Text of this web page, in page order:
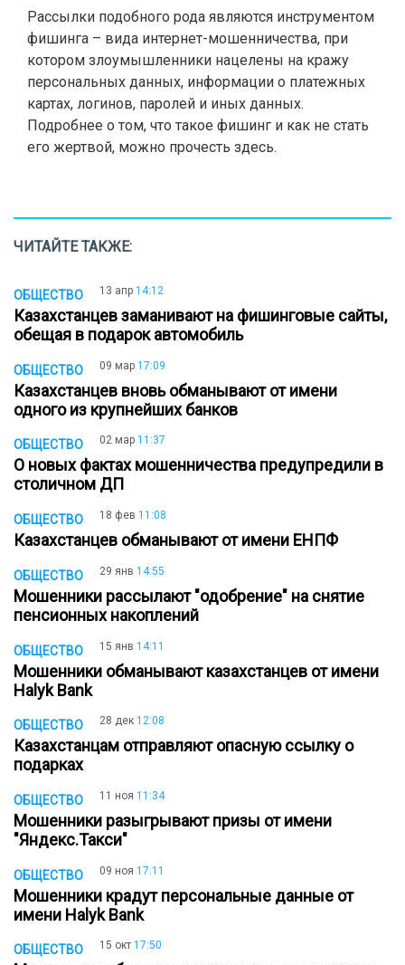
Рассылки подобного рода являются инструментом
фишинга – вида интернет-мошенничества, при
котором злоумышленники нацелены на кражу
персональных данных, информации о платежных
картах, логинов, паролей и иных данных.
Подробнее о том, что такое фишинг и как не стать
его жертвой, можно прочесть здесь.
ЧИТАЙТЕ ТАКЖЕ:
ОБЩЕСТВО 13 апр 14:12
Казахстанцев заманивают на фишинговые сайты,
обещая в подарок автомобиль
ОБЩЕСТВО 09 мар 17:09
Казахстанцев вновь обманывают от имени
одного из крупнейших банков
ОБЩЕСТВО 02 мар 11:37
О новых фактах мошенничества предупредили в
столичном ДП
ОБЩЕСТВО 18 фев 11:08
Казахстанцев обманывают от имени ЕНПФ
ОБЩЕСТВО 29 янв 14:55
Мошенники рассылают "одобрение" на снятие
пенсионных накоплений
ОБЩЕСТВО 15 янв 14:11
Мошенники обманывают казахстанцев от имени
Halyk Bank
ОБЩЕСТВО 28 дек 12:08
Казахстанцам отправляют опасную ссылку о
подарках
ОБЩЕСТВО 11 ноя 11:34
Мошенники разыгрывают призы от имени
"Яндекс.Такси"
ОБЩЕСТВО 09 ноя 17:11
Мошенники крадут персональные данные от
имени Halyk Bank
ОБЩЕСТВО 15 окт 17:50